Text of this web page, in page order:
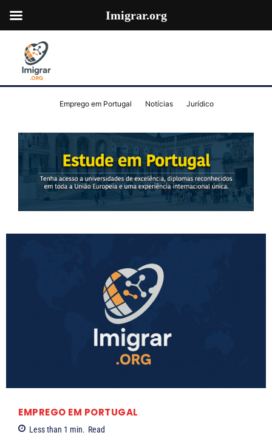
Emprego em Portugal Notícias Jurídico
EMPREGO EM PORTUGAL
Less than 1 min. Read
Imigrar.org